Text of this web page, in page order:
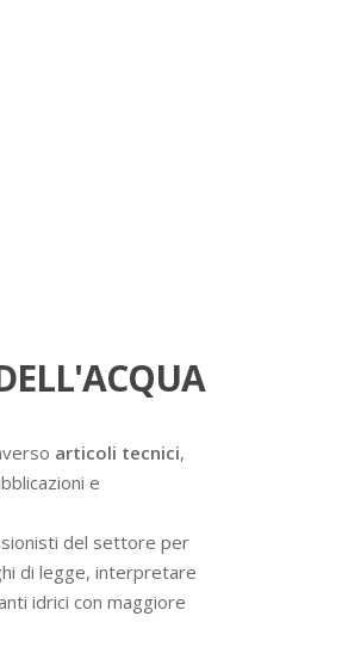
articoli tecnici,
e
del settore per
di legge, interpretare
idrici con maggiore